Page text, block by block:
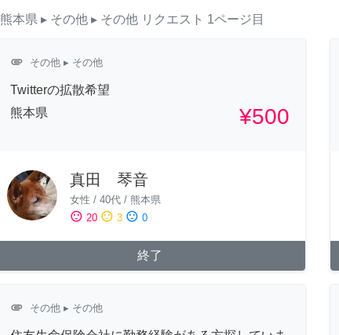
熊本県 ▸ その他 ▸ その他 リクエスト 1ページ目
attachment その他 ▸ その他
Twitterの拡散希望
熊本県
¥500
真田 琴音
女性 / 40代 / 熊本県
sentiment_satisfied 20 sentiment_neutral 3 sentiment_dissatisfied 0
終了
attachment その他 ▸ その他